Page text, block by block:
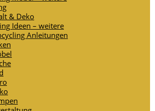
& Deko
Ideen – weitere
Anleitungen